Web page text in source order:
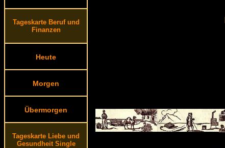
Tageskarte Beruf und
Finanzen
Heute
Morgen
Übermorgen
Tageskarte Liebe und
Gesundheit Single